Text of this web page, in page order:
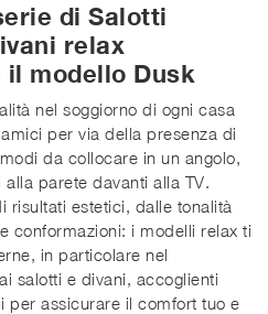
di Salotti
relax
modello Dusk
nel soggiorno di ogni casa
per via della presenza di
da collocare in un angolo,
parete davanti alla TV.
risultati estetici, dalle tonalità
conformazioni: i modelli relax ti
in particolare nel
salotti e divani, accoglienti
per assicurare il comfort tuo e